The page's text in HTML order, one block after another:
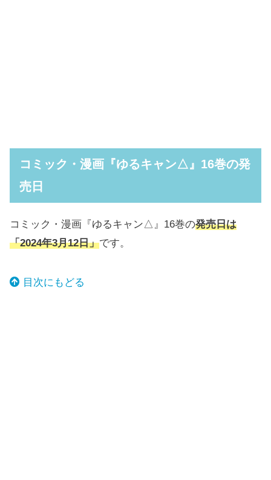
コミック・漫画『ゆるキャン△』16巻の発
売日
コミック・漫画『ゆるキャン△』16巻の発売日は
「2024年3月12日」です。
目次にもどる